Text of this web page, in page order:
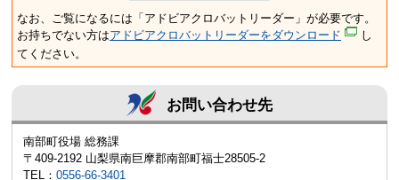
なお、ご覧になるには「アドビアクロバットリーダー」が必要です。
お持ちでない方はアドビアクロバットリーダーをダウンロード
し
てください。
お問い合わせ先
南部町役場 総務課
〒409-2192 山梨県南巨摩郡南部町福士28505-2
TEL： 0556-66-3401